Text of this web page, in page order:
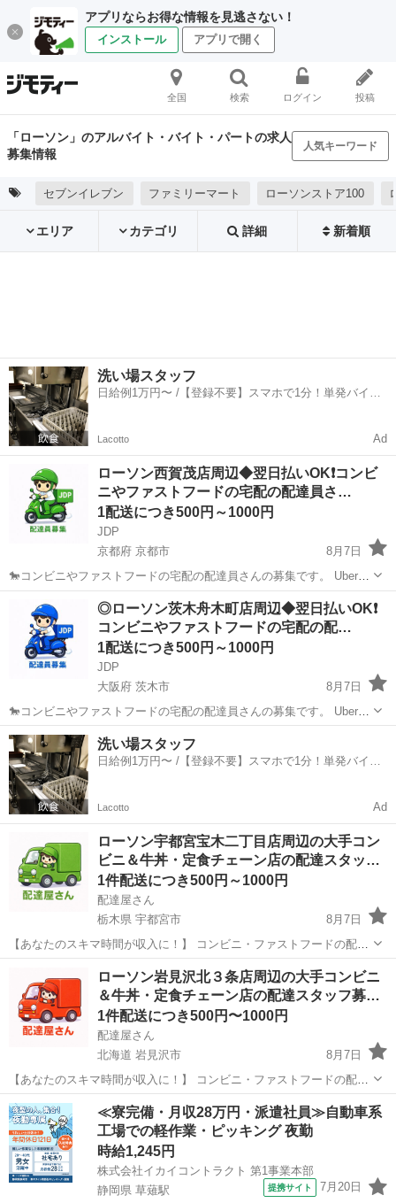
アプリならお得な情報を見逃さない！
インストール アプリで開く
全国 検索 ログイン 投稿
「ローソン」のアルバイト・バイト・パートの求人
募集情報
人気キーワード
セブンイレブン ファミリーマート ローソンストア100
エリア カテゴリ 詳細 新着順
洗い場スタッフ
日給例1万円〜 /【登録不要】スマホで1分！単発バイト
Lacotto Ad
ローソン西賀茂店周辺◆翌日払いOK❗️コンビ
ニやファストフードの宅配の配達員さ…
1配送につき500円～1000円
JDP
京都府 京都市
8月7日
🐎コンビニやファストフードの宅配の配達員さんの募集です。 Uber
eatsや出前館のように配達専用アプリを使用していただき、オファー
内容を確認していただいてから受ける受けないは自由となります。 配
達時の使用...
ファストフード
◎ローソン茨木舟木町店周辺◆翌日払いOK❗️
コンビニやファストフードの宅配の配…
1配送につき500円～1000円
JDP
大阪府 茨木市
8月7日
🐎コンビニやファストフードの宅配の配達員さんの募集です。 Uber
eatsや出前館のように配達専用アプリを使用していただき、オファー
内容を確認していただいてから受ける受けないは自由となります。 配
達時の使用...
大阪 茨木市 配送
洗い場スタッフ
日給例1万円〜 /【登録不要】スマホで1分！単発バイト
Lacotto Ad
ローソン宇都宮宝木二丁目店周辺の大手コン
ビニ＆牛丼・定食チェーン店の配達スタッ…
1件配送につき500円～1000円
配達屋さん
栃木県 宇都宮市
8月7日
【あなたのスキマ時間が収入に！】 コンビニ・ファストフードの配達
バイト、始めませんか？ アプリで空いた時間にサクッと配達！ 配達す
るかどうかは、オファーを見てその場で自由に決められます♪
―――――――――― ...
配送 スタッフ
ローソン岩見沢北３条店周辺の大手コンビニ
＆牛丼・定食チェーン店の配達スタッフ募…
1件配送につき500円〜1000円
配達屋さん
北海道 岩見沢市
8月7日
【あなたのスキマ時間が収入に！】 コンビニ・ファストフードの配達
バイト、始めませんか？ アプリで空いた時間にサクッと配達！ 配達す
るかどうかは、オファーを見てその場で自由に決められます♪
―――――――――― ...
北海道 岩見沢市 配送 スタッフ
≪寮完備・月収28万円・派遣社員≫自動車系
工場での軽作業・ピッキング 夜勤
時給1,245円
株式会社イカイコントラクト 第1事業本部
静岡県 草薙駅
提携サイト 7月20日